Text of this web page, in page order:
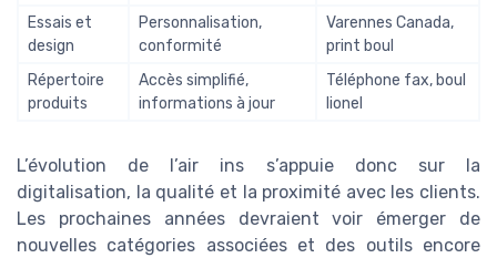
Essais et
design
Personnalisation,
conformité
Varennes Canada,
print boul
Répertoire
produits
Accès simplifié,
informations à jour
Téléphone fax, boul
lionel
L’évolution de l’air ins s’appuie donc sur la
digitalisation, la qualité et la proximité avec les clients.
Les prochaines années devraient voir émerger de
nouvelles catégories associées et des outils encore